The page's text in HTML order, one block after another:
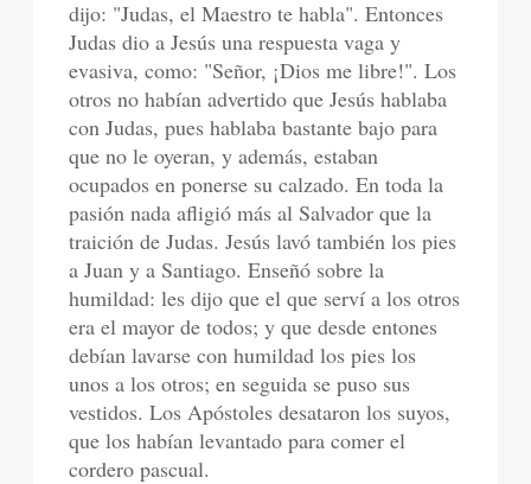
dijo: "Judas, el Maestro te habla". Entonces
Judas dio a Jesús una respuesta vaga y
evasiva, como: "Señor, ¡Dios me libre!". Los
otros no habían advertido que Jesús hablaba
con Judas, pues hablaba bastante bajo para
que no le oyeran, y además, estaban
ocupados en ponerse su calzado. En toda la
pasión nada afligió más al Salvador que la
traición de Judas. Jesús lavó también los pies
a Juan y a Santiago. Enseñó sobre la
humildad: les dijo que el que serví a los otros
era el mayor de todos; y que desde entones
debían lavarse con humildad los pies los
unos a los otros; en seguida se puso sus
vestidos. Los Apóstoles desataron los suyos,
que los habían levantado para comer el
cordero pascual.